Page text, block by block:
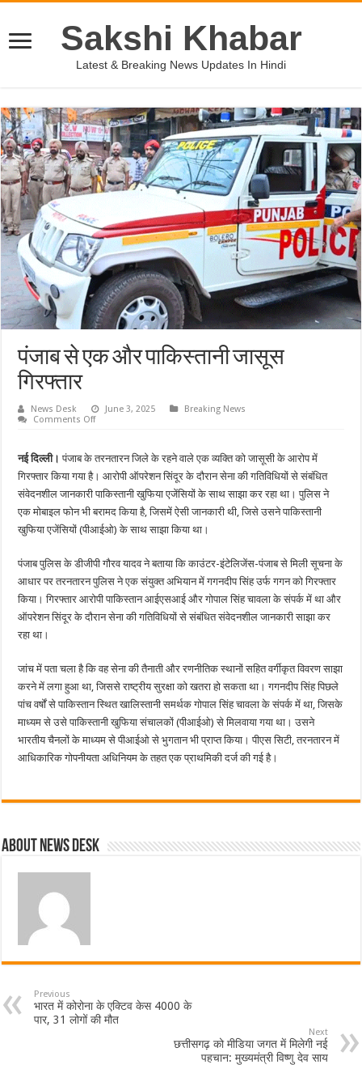
Sakshi Khabar
Latest & Breaking News Updates In Hindi
पंजाब से एक और पाकिस्तानी जासूस
गिरफ्तार
News Desk June 3, 2025
Breaking News
Comments Offon
और
पाकिस्तानी
जासूस
गिरफ्तार
नई दिल्ली। पंजाब के तरनतारन जिले के रहने वाले एक व्यक्ति को जासूसी के आरोप में
गिरफ्तार किया गया है। आरोपी ऑपरेशन सिंदूर के दौरान सेना की गतिविधियों से संबंधित
संवेदनशील जानकारी पाकिस्तानी खुफिया एजेंसियों के साथ साझा कर रहा था। पुलिस ने
एक मोबाइल फोन भी बरामद किया है, जिसमें ऐसी जानकारी थी, जिसे उसने पाकिस्तानी
खुफिया एजेंसियों (पीआईओ) के साथ साझा किया था।
पंजाब पुलिस के डीजीपी गाैरव यादव ने बताया कि काउंटर-इंटेलिजेंस-पंजाब से मिली सूचना के
आधार पर तरनतारन पुलिस ने एक संयुक्त अभियान में गगनदीप सिंह उर्फ गगन को गिरफ्तार
किया। गिरफ्तार आरोपी पाकिस्तान आईएसआई और गोपाल सिंह चावला के संपर्क में था और
ऑपरेशन सिंदूर के दौरान सेना की गतिविधियों से संबंधित संवेदनशील जानकारी साझा कर
रहा था।
जांच में पता चला है कि वह सेना की तैनाती और रणनीतिक स्थानों सहित वर्गीकृत विवरण साझा
करने में लगा हुआ था, जिससे राष्ट्रीय सुरक्षा को खतरा हो सकता था। गगनदीप सिंह पिछले
पांच वर्षों से पाकिस्तान स्थित खालिस्तानी समर्थक गोपाल सिंह चावला के संपर्क में था, जिसके
माध्यम से उसे पाकिस्तानी खुफिया संचालकों (पीआईओ) से मिलवाया गया था। उसने
भारतीय चैनलों के माध्यम से पीआईओ से भुगतान भी प्राप्त किया। पीएस सिटी, तरनतारन में
आधिकारिक गोपनीयता अधिनियम के तहत एक प्राथमिकी दर्ज की गई है।
About News Desk
Previous
भारत में कोरोना के एक्टिव केस 4000 के
पार, 31 लोगों की मौत
Next
छत्तीसगढ़ को मीडिया जगत में मिलेगी नई
पहचान: मुख्यमंत्री विष्णु देव साय